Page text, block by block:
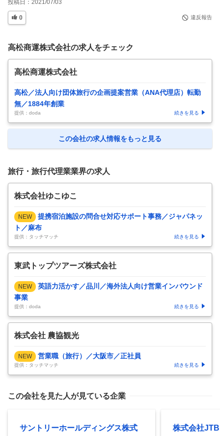
投稿日： 2021/07/03
0 違反報告
高松商運株式会社の求人をチェック
高松商運株式会社
高松／法人向け団体旅行の企画提案営業（ANA代理店）転勤
無／1884年創業
提供：doda 続きを見る
この会社の求人情報をもっと見る
旅行・旅行代理業業界の求人
株式会社ゆこゆこ
NEW
提携宿泊施設の問合せ対応サポート事務／ジャパネッ
ト／麻布
提供：タッチマッチ 続きを見る
東武トップツアーズ株式会社
NEW
英語力活かす／品川／海外法人向け営業インバウンド
事業
提供：doda 続きを見る
株式会社 農協観光
NEW 営業職（旅行）／大阪市／正社員
提供：タッチマッチ 続きを見る
この会社を見た人が見ている企業
サントリーホールディングス株式
株式会社JTB